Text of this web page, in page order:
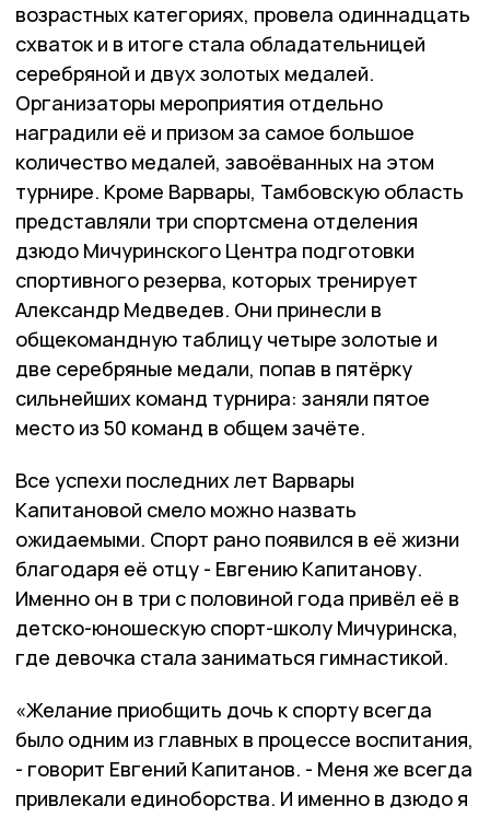
возрастных категориях, провела одиннадцать
схваток и в итоге стала обладательницей
серебряной и двух золотых медалей.
Организаторы мероприятия отдельно
наградили её и призом за самое большое
количество медалей, завоёванных на этом
турнире. Кроме Варвары, Тамбовскую область
представляли три спортсмена отделения
дзюдо Мичуринского Центра подготовки
спортивного резерва, которых тренирует
Александр Медведев. Они принесли в
общекомандную таблицу четыре золотые и
две серебряные медали, попав в пятёрку
сильнейших команд турнира: заняли пятое
место из 50 команд в общем зачёте.
Все успехи последних лет Варвары
Капитановой смело можно назвать
ожидаемыми. Спорт рано появился в её жизни
благодаря её отцу - Евгению Капитанову.
Именно он в три с половиной года привёл её в
детско-юношескую спорт-школу Мичуринска,
где девочка стала заниматься гимнастикой.
«Желание приобщить дочь к спорту всегда
было одним из главных в процессе воспитания,
- говорит Евгений Капитанов. - Меня же всегда
привлекали единоборства. И именно в дзюдо я